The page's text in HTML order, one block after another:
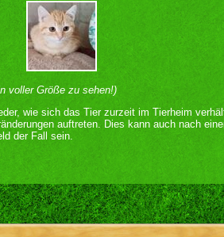
voller Größe zu sehen!)
wie sich das Tier zurzeit im Tierheim
auftreten. Dies kann auch nach
der Fall sein.